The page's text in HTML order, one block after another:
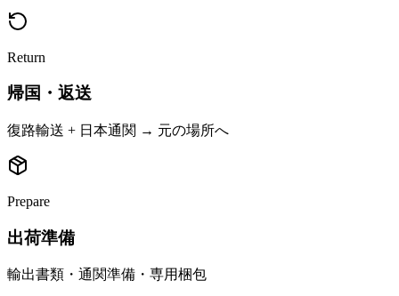
Return
帰国・返送
復路輸送 + 日本通関 → 元の場所へ
Prepare
出荷準備
輸出書類・通関準備・専用梱包